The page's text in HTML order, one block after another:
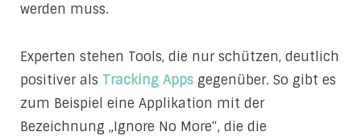
werden muss.
Experten stehen Tools, die nur schützen, deutlich
positiver als Tracking Apps gegenüber. So gibt es
zum Beispiel eine Applikation mit der
Bezeichnung „Ignore No More“, die die